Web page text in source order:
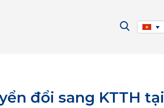
đổi sang KTTH tại